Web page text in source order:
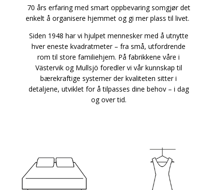
70 års erfaring med smart oppbevaring somgjør det
enkelt å organisere hjemmet og gi mer plass til livet.
Siden 1948 har vi hjulpet mennesker med å utnytte
hver eneste kvadratmeter – fra små, utfordrende
rom til store familiehjem. På fabrikkene våre i
Västervik og Mullsjö foredler vi vår kunnskap til
bærekraftige systemer der kvaliteten sitter i
detaljene, utviklet for å tilpasses dine behov – i dag
og over tid.